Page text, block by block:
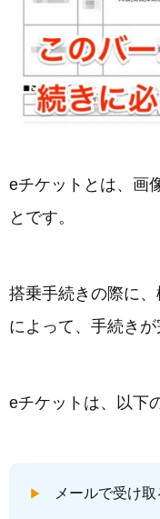
eチケットとは、画
とです。
搭乗手続きの際に
によって、手続きが
eチケットは、以下
メールで受け取